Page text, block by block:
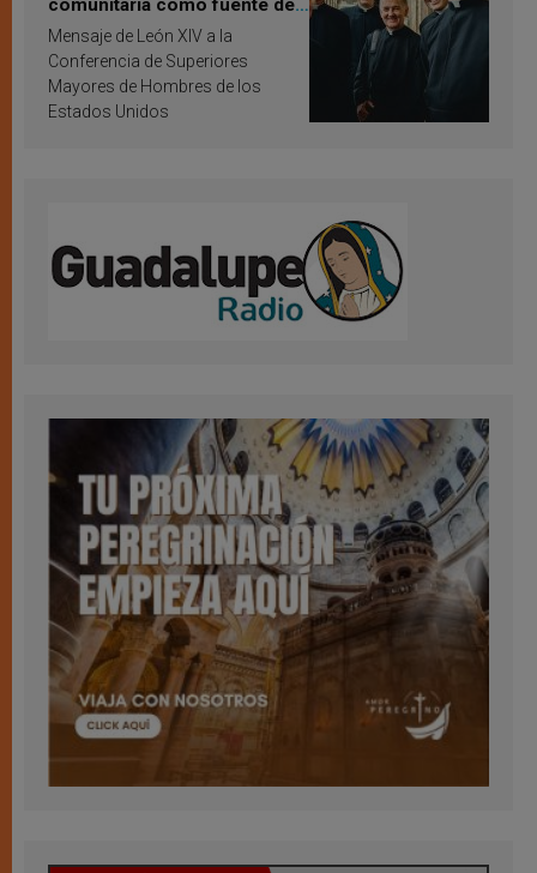
comunitaria como fuente de
inspiración y santificación
Mensaje de León XIV a la
Conferencia de Superiores
Mayores de Hombres de los
Estados Unidos